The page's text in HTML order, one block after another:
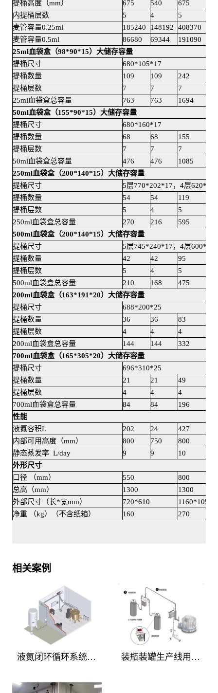
提桶高度（mm） 675 540 675
内提桶层数
5 4 5
麦管容量0.25ml
185240 148192 408370
麦管容量0.5ml
86680 69344 191090
25ml血袋盒（98*90*15）大储存容量
提桶尺寸
680*105*17
提桶数量
109 109 242
提桶层数
7 7 7
25ml血袋盒总容量
763 763 1694
50ml血袋盒（155*90*15）大储存容量
提桶尺寸
680*160*17
提桶数量
68 68 155
提桶层数
7 7 7
50ml血袋盒总容量
476 476 1085
250ml血袋盒（200*140*15）大储存容量
提桶尺寸
5层770*202*17，4层
提桶数量
54 54 119
提桶层数
5 4 5
250ml血袋盒总容量
270 216 595
500ml血袋盒（200*140*15）大储存容量
提桶尺寸
5层745*240*17，4层
提桶数量
42 42 95
提桶层数
5 4 5
500ml血袋盒总容量
210 168 475
200ml血袋盒（163*191*20）大储存容量
提桶尺寸
688*200*25
提桶数量
36 36 83
提桶层数
4 4 4
200ml血袋盒总容量
144 144 332
700ml血袋盒（165*305*20）大储存容量
提桶尺寸
696*310*25
提桶数量
21 21 49
提桶层数
4 4 4
700ml血袋盒总容量
84 84 196
性能
液氮容积L
202 24 427
内部可用高度（mm）
800 750 800
静态蒸发率 L/day 9 9 10
外形尺寸
口径 （mm）
550
800
总高（mm）
1300
1300
外部尺寸（长*宽mm）
720*610
1160*1050
净重 （kg）（不含纸箱）
160 270
相关案例
液氮闭环循环系统设计方案，适用于MBE设施中的液氮系统 装瓶装罐生产线用液氮灌装机（滴氮机）